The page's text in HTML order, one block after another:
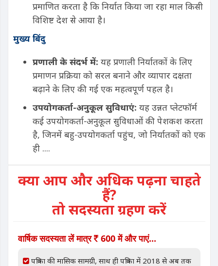
प्रमाणित करता है कि निर्यात किया जा रहा माल किसी
विशिष्ट देश से आया है।
मुख्य बिंदु
प्रणाली के संदर्भ में: यह प्रणाली निर्यातकों के लिए
प्रमाणन प्रक्रिया को सरल बनाने और व्यापार दक्षता
बढ़ाने के लिए की गई एक महत्वपूर्ण पहल है।
उपयोगकर्ता-अनुकूल सुविधाएं: यह उन्नत प्लेटफॉर्म
कई उपयोगकर्ता-अनुकूल सुविधाओं की पेशकश करता
है, जिनमें बहु-उपयोगकर्ता पहुंच, जो निर्यातकों को एक
ही ....
क्या आप और अधिक पढ़ना चाहते
हैं?
तो सदस्यता ग्रहण करें
वार्षिक सदस्यता लें मात्र 600 में और पाएं...
पत्रिका की मासिक सामग्री, साथ ही पत्रिका में 2018 से अब तक